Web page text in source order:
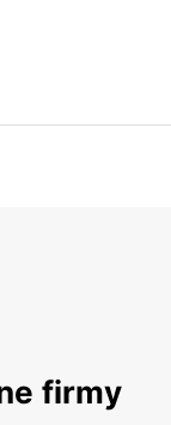
firmy